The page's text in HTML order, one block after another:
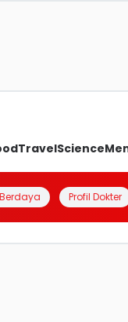
TravelScience
Profil Dokter